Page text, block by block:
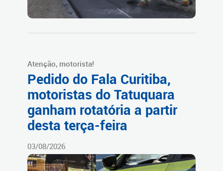
Atenção, motorista!
Pedido do Fala Curitiba,
motoristas do Tatuquara
ganham rotatória a partir
desta terça-feira
03/08/2026